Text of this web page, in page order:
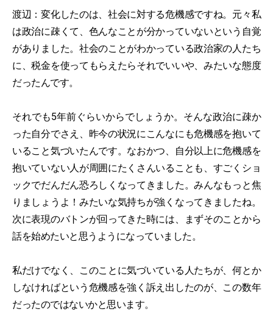
渡辺：変化したのは、社会に対する危機感ですね。元々私
は政治に疎くて、色んなことが分かっていないという自覚
がありました。社会のことがわかっている政治家の人たち
に、税金を使ってもらえたらそれでいいや、みたいな態度
だったんです。
それでも5年前ぐらいからでしょうか。そんな政治に疎か
った自分でさえ、昨今の状況にこんなにも危機感を抱いて
いること気づいたんです。なおかつ、自分以上に危機感を
抱いていない人が周囲にたくさんいることも、すごくショ
ックでだんだん恐ろしくなってきました。みんなもっと焦
りましょうよ！みたいな気持ちが強くなってきましたね。
次に表現のバトンが回ってきた時には、まずそのことから
話を始めたいと思うようになっていました。
私だけでなく、このことに気づいている人たちが、何とか
しなければという危機感を強く訴え出したのが、この数年
だったのではないかと思います。